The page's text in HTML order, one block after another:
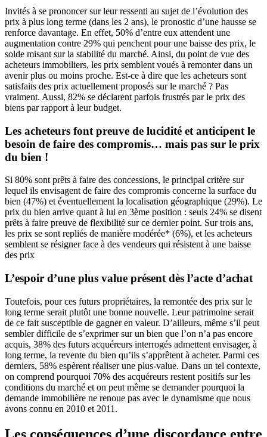
Invités à se prononcer sur leur ressenti au sujet de l’évolution des
prix à plus long terme (dans les 2 ans), le pronostic d’une hausse se
renforce davantage. En effet, 50% d’entre eux attendent une
augmentation contre 29% qui penchent pour une baisse des prix, le
solde misant sur la stabilité du marché. Ainsi, du point de vue des
acheteurs immobiliers, les prix semblent voués à remonter dans un
avenir plus ou moins proche. Est-ce à dire que les acheteurs sont
satisfaits des prix actuellement proposés sur le marché ? Pas
vraiment. Aussi, 82% se déclarent parfois frustrés par le prix des
biens par rapport à leur budget.
Les acheteurs font preuve de lucidité et anticipent le
besoin de faire des compromis… mais pas sur le prix
du bien !
Si 80% sont prêts à faire des concessions, le principal critère sur
lequel ils envisagent de faire des compromis concerne la surface du
bien (47%) et éventuellement la localisation géographique (29%). Le
prix du bien arrive quant à lui en 3ème position : seuls 24% se disent
prêts à faire preuve de flexibilité sur ce dernier point. Sur trois ans,
les prix se sont repliés de manière modérée* (6%), et les acheteurs
semblent se résigner face à des vendeurs qui résistent à une baisse
des prix
L’espoir d’une plus value présent dès l’acte d’achat
Toutefois, pour ces futurs propriétaires, la remontée des prix sur le
long terme serait plutôt une bonne nouvelle. Leur patrimoine serait
de ce fait susceptible de gagner en valeur. D’ailleurs, même s’il peut
sembler difficile de s’exprimer sur un bien que l’on n’a pas encore
acquis, 38% des futurs acquéreurs interrogés admettent envisager, à
long terme, la revente du bien qu’ils s’apprêtent à acheter. Parmi ces
derniers, 58% espèrent réaliser une plus-value. Dans un tel contexte,
on comprend pourquoi 70% des acquéreurs restent positifs sur les
conditions du marché et on peut même se demander pourquoi la
demande immobilière ne renoue pas avec le dynamisme que nous
avons connu en 2010 et 2011.
Les conséquences d’une discordance entre